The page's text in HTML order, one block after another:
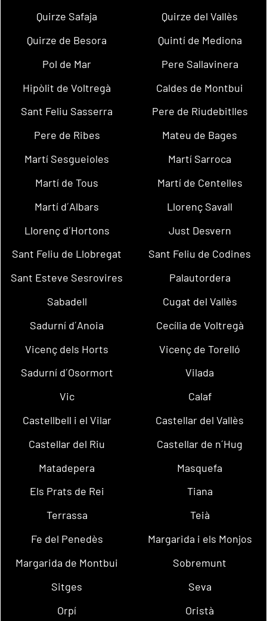
Quirze Safaja
Quirze del Vallès
Quirze de Besora
Quintí de Mediona
Pol de Mar
Pere Sallavinera
Hipòlit de Voltregà
Caldes de Montbui
Sant Feliu Sasserra
Pere de Riudebitlles
Pere de Ribes
Mateu de Bages
Martí Sesgueioles
Martí Sarroca
Martí de Tous
Martí de Centelles
Martí d´Albars
Llorenç Savall
Llorenç d´Hortons
Just Desvern
Sant Feliu de Llobregat
Sant Feliu de Codines
Sant Esteve Sesrovires
Palautordera
Sabadell
Cugat del Vallès
Sadurní d´Anoia
Cecília de Voltregà
Vicenç dels Horts
Vicenç de Torelló
Sadurní d´Osormort
Vilada
Vic
Calaf
Castellbell i el Vilar
Castellar del Vallès
Castellar del Riu
Castellar de n´Hug
Matadepera
Masquefa
Els Prats de Rei
Tiana
Terrassa
Teià
Fe del Penedès
Margarida i els Monjos
Margarida de Montbui
Sobremunt
Sitges
Seva
Orpí
Oristà